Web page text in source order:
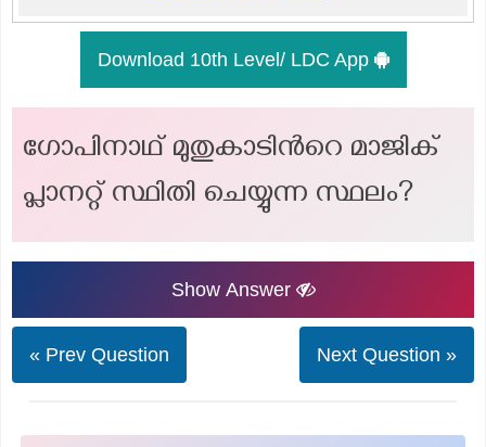
Download 10th Level/ LDC App
ഗോപിനാഥ് മുതുകാടിന്‍റെ മാജിക്
പ്ലാനറ്റ് സ്ഥിതി ചെയ്യുന്ന സ്ഥലം?
Show Answer
« Prev Question Next Question »